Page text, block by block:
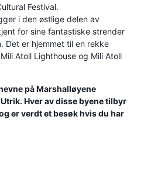
Festival.
i den østlige delen av
for sine fantastiske strender
Det er hjemmet til en rekke
Atoll Lighthouse og Mili Atoll
på Marshalløyene
Hver av disse byene tilbyr
er verdt et besøk hvis du har